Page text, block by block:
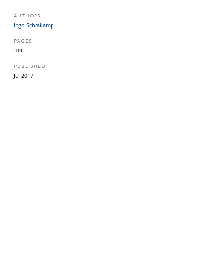
AUTHORS
Ingo Schrakamp
PAGES
334
PUBLISHED
Jul 2017